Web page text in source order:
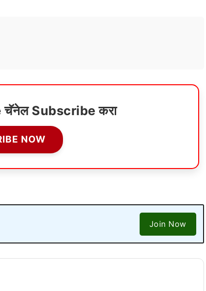
चॅनेल Subscribe करा
NOW
Join Now